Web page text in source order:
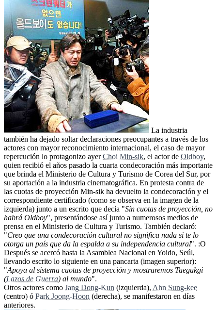
La industria
también ha dejado soltar declaraciones preocupantes a través de los
actores con mayor reconocimiento internacional, el caso de mayor
repercución lo protagonizo ayerChoi Min-sik, el actor de Oldboy,
quien recibió el años pasado la cuarta condecoración más importante
que brinda el Ministerio de Cultura y Turismo de Corea del Sur, por
su aportación a la industria cinematográfica. En protesta contra de
las cuotas de proyección Min-sik ha devuelto la condecoración y el
correspondiente certificado (como se observa en la imagen de la
izquierda) junto a un escrito que decía "Sin cuotas de proyección, no
habrá Oldboy", presentándose así junto a numerosos medios de
prensa en el Ministerio de Cultura y Turismo. También declaró:
"Creo que una condecoración cultural no significa nada si te lo
otorga un país que da la espalda a su independencia cultural". :O
Después se acercó hasta la Asamblea Nacional en Yoido, Seúl,
llevando escrito lo siguiente en una pancarta (imagen superior):
"Apoya al sistema cuotas de proyección y mostraremos Taegukgi
(Lazos de Guerra) al mundo".
Otros actores como Jang Dong-Kun (izquierda), Ahn Sung-kee
(centro) ó Park Joong-Hoon (derecha), se manifestaron en días
anteriores.